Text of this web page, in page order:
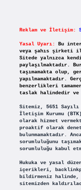
Reklam ve İletişim:
Yasal Uyarı:
Bu
veya şahıs şirketi
Sitede yalnızca
paylaşılmaktadır.
taşımamakta olup,
yapılmamaktadır.
benzerlikleri
taslak halindedir
Sitemiz, 5651
İletişim Kurumu
olarak hizmet
proaktif olarak
bulunmamaktadır.
sorumluluğunu
sorumluluğu kabul
Hukuka ve yasal
içerikleri,
bildirmeniz
sitemizden